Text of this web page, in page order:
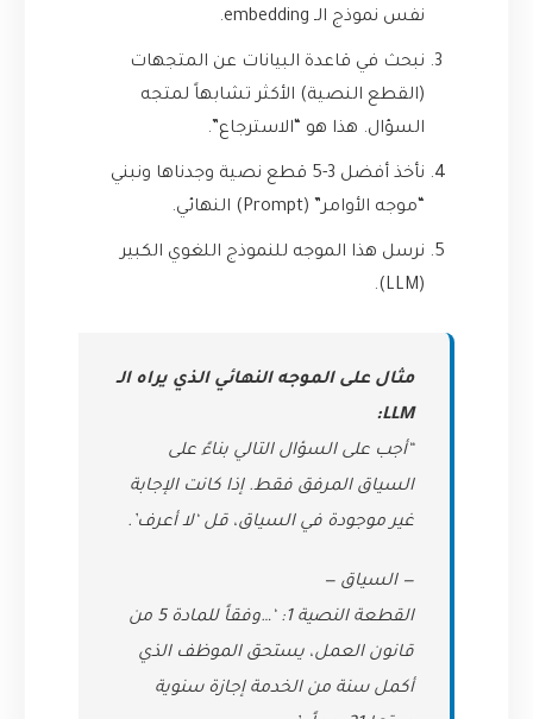
نفس نموذج الـ embedding.
نبحث في قاعدة البيانات عن المتجهات
(القطع النصية) الأكثر تشابهاً لمتجه
السؤال. هذا هو “الاسترجاع”.
نأخذ أفضل 3-5 قطع نصية وجدناها ونبني
“موجه الأوامر” (Prompt) النهائي.
نرسل هذا الموجه للنموذج اللغوي الكبير
(LLM).
مثال على الموجه النهائي الذي يراه الـ
LLM:
“أجب على السؤال التالي بناءً على
السياق المرفق فقط. إذا كانت الإجابة
غير موجودة في السياق، قل ‘لا أعرف’.
— السياق —
القطعة النصية 1: ‘…وفقاً للمادة 5 من
قانون العمل، يستحق الموظف الذي
أكمل سنة من الخدمة إجازة سنوية